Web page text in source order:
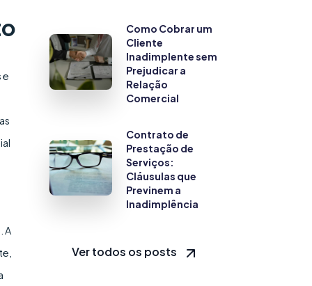
e
A
Como Cobrar um
Cliente
Inadimplente sem
Prejudicar a
Relação
Comercial
Contrato de
Prestação de
Serviços:
Cláusulas que
Previnem a
Inadimplência
Ver todos os posts